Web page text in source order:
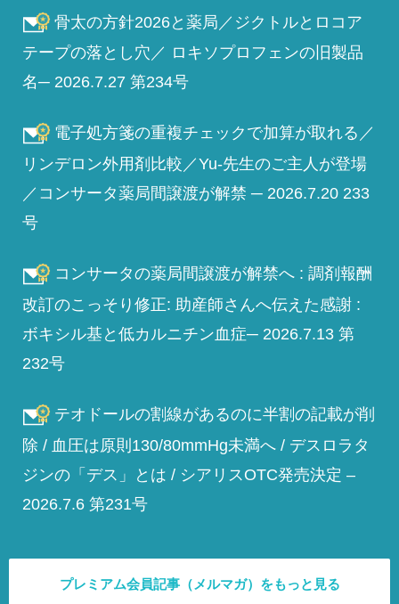
骨太の方針2026と薬局／ジクトルとロコア
テープの落とし穴／ ロキソプロフェンの旧製品
名─ 2026.7.27 第234号
電子処方箋の重複チェックで加算が取れる／
リンデロン外用剤比較／Yu-先生のご主人が登場
／コンサータ薬局間譲渡が解禁 ─ 2026.7.20 233
号
コンサータの薬局間譲渡が解禁へ : 調剤報酬
改訂のこっそり修正: 助産師さんへ伝えた感謝 :
ボキシル基と低カルニチン血症─ 2026.7.13 第
232号
テオドールの割線があるのに半割の記載が削
除 / 血圧は原則130/80mmHg未満へ / デスロラタ
ジンの「デス」とは / シアリスOTC発売決定 –
2026.7.6 第231号
プレミアム会員記事（メルマガ）をもっと見る